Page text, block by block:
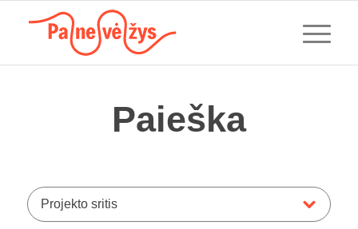
Paieška
Projekto sritis